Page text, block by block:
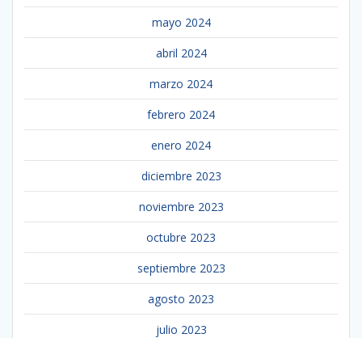
mayo 2024
abril 2024
marzo 2024
febrero 2024
enero 2024
diciembre 2023
noviembre 2023
octubre 2023
septiembre 2023
agosto 2023
julio 2023